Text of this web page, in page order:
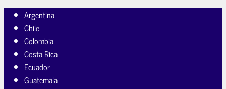
Argentina
Chile
Colombia
Costa Rica
Ecuador
Guatemala